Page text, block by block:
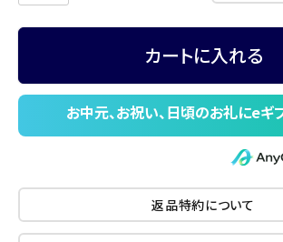
カートに入れる
返品特約について